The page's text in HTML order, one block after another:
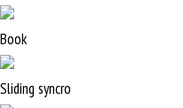
Book
Sliding syncro